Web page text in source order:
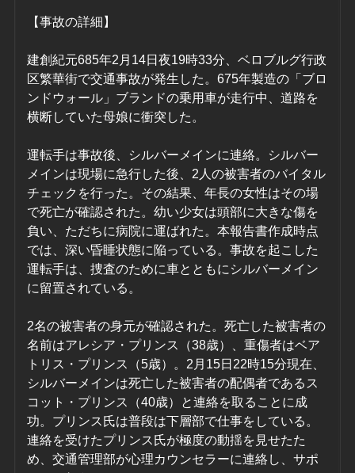
【事故の詳細】
建創紀元685年2月14日夜19時33分、ベロブルグ行政
区繁華街で交通事故が発生した。675年製造の「ブロ
ンドウォール」ブランドの乗用車が走行中、道路を
横断していた母娘に衝突した。
運転手は事故後、シルバーメインに連絡。シルバー
メインは現場に急行した後、2人の被害者のバイタル
チェックを行った。その結果、年長の女性はその場
で死亡が確認された。幼い少女は頭部に大きな傷を
負い、ただちに病院に運ばれた。本報告書作成時点
では、深い昏睡状態に陥っている。事故を起こした
運転手は、捜査のために車とともにシルバーメイン
に留置されている。
2名の被害者の身元が確認された。死亡した被害者の
名前はアレシア・プリンス（38歳）、重傷者はベア
トリス・プリンス（5歳）。2月15日22時15分現在、
シルバーメインは死亡した被害者の配偶者であるス
コット・プリンス（40歳）と連絡を取ることに成
功。プリンス氏は普段は下層部で仕事をしている。
連絡を受けたプリンス氏が極度の動揺を見せたた
め、交通管理部が心理カウンセラーに連絡し、サポ